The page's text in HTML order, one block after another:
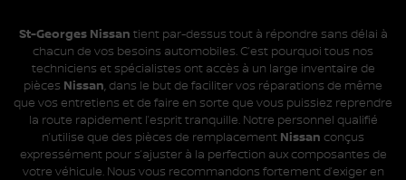
St-Georges Nissan tient par-dessus tout à répondre sans délai à
chacun de vos besoins automobiles. C’est pourquoi tous nos
techniciens et spécialistes ont accès à un large inventaire de
pièces Nissan, dans le but de faciliter vos réparations de même
que vos entretiens et de faire en sorte que vous puissiez reprendre
la route rapidement l’esprit tranquille. Notre personnel qualifié
n’utilise que des pièces de remplacement Nissan conçus
expressément pour s’ajuster à la perfection aux composantes de
votre véhicule. Nous vous recommandons fortement d’exiger en